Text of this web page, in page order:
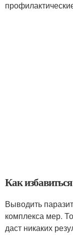
Как избавиться
Выводить
комплекса мер.
даст никаких